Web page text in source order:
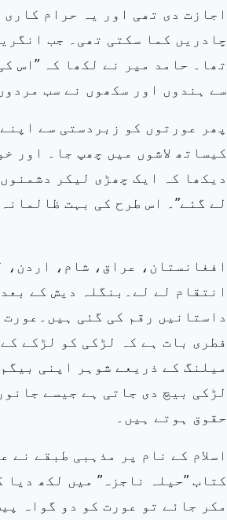
اجازت دی تھی اور یہ حرام
چادریں کما سکتی تھی۔ جب
تھا۔ حامد میر نے لکھا کہ ”اس
سے ہندوں اور سکھوں نے سب
پھر عورتوں کو زبردستی سے
کیساتھ لاشوں میں چھپ جا۔ اور
دیکھا کہ ایک چھڑی لیکر
لے گئے”۔ اس طرح کی بہت
افغانستان، عراق، شام، اردن،
انتقام لے لے۔بنگلہ دیش کے
داستانیں رقم کی گئی
فطری بات ہے کہ لڑکی کو لڑکے
میلنگ کے ذریعے شوہر اپنی
لڑکی بیچ دی جاتی ہے جیسے
حقوق ہوتے ہیں۔
اسلام کے نام پر مذہبی طبقے نے
کتاب ”حیلہ ناجزہ” میں لکھ دیا
مکر جائے تو عورت کو دو گواہ